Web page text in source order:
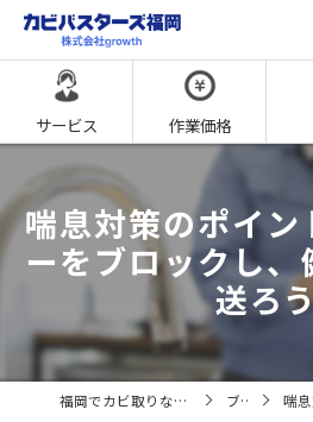
サービス 作業価格
喘息対策のポイン
ーをブロックし
送ろ
福岡でカビ取りならカビバスターズ福岡 ブログ 喘息対策